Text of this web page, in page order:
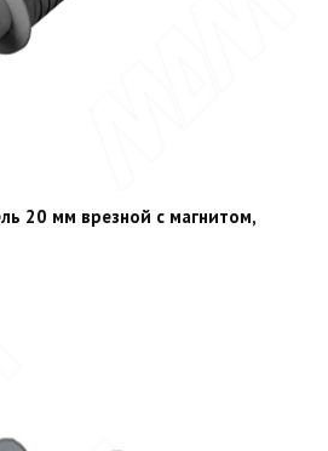
20 мм врезной с магнитом,